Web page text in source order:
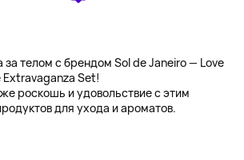
телом с брендом Sol de Janeiro — Love
Extravaganza Set!
роскошь и удовольствие с этим
для ухода и ароматов.